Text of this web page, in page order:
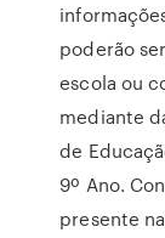
poderão
escola ou
mediante
de
9º Ano.
presente